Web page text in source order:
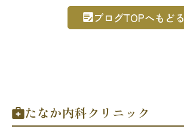
ブログTOPへもどる
たなか内科クリニック